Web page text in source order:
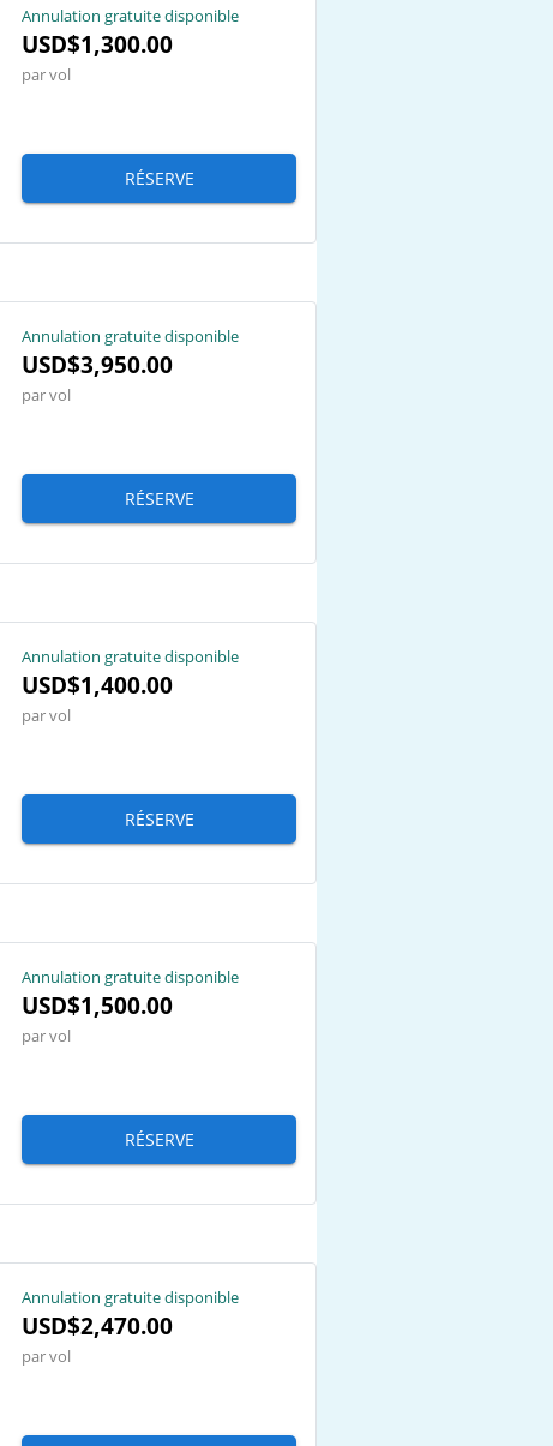
Annulation gratuite disponible
USD$1,300.00
par vol
RÉSERVE
Annulation gratuite disponible
USD$3,950.00
par vol
RÉSERVE
Annulation gratuite disponible
USD$1,400.00
par vol
RÉSERVE
Annulation gratuite disponible
USD$1,500.00
par vol
RÉSERVE
Annulation gratuite disponible
USD$2,470.00
par vol